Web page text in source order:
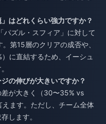
はどれくらい強力ですか？
パズル・スフィア」に対して
第15層のクリアの成否や、
に直結するため、イーシュ
の伸びが大きいですか？
差が大きく（30〜35% vs
ます。ただし、チーム全体
します。